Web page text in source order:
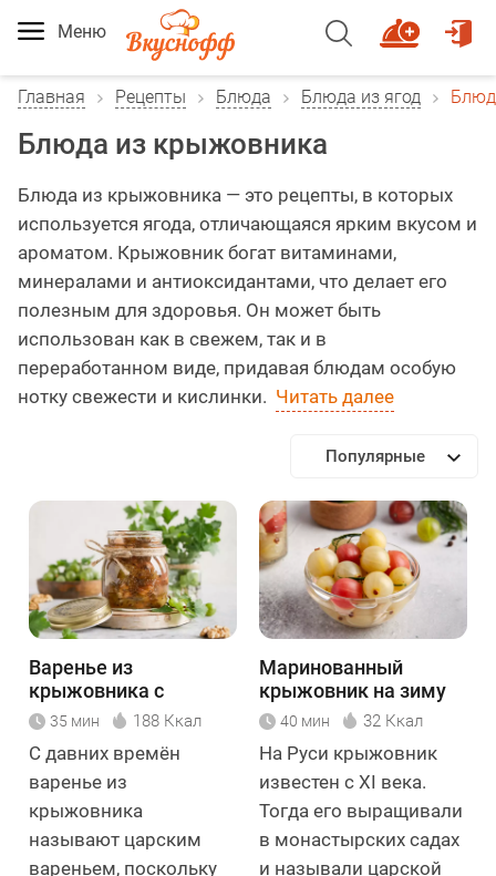
Меню
Главная Рецепты Блюда Блюда из ягод
Блюда из крыжовника
Блюда из крыжовника — это рецепты, в которых
используется ягода, отличающаяся ярким вкусом и
ароматом. Крыжовник богат витаминами,
минералами и антиоксидантами, что делает его
полезным для здоровья. Он может быть
использован как в свежем, так и в
переработанном виде, придавая блюдам особую
нотку свежести и кислинки. Читать далее
Популярные
Варенье из
крыжовника с
грецким орехом
35 мин 188 Ккал
С давних времён
варенье из
крыжовника
называют царским
вареньем, поскольку
Маринованный
крыжовник на зиму
40 мин 32 Ккал
На Руси крыжовник
известен с XI века.
Тогда его выращивали
в монастырских садах
и называли царской